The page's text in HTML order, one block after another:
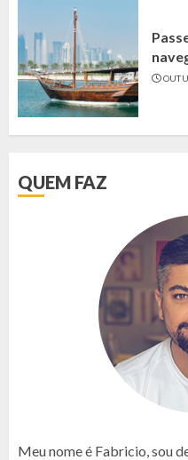
QUEM FAZ
Meu nome é Fabricio, sou